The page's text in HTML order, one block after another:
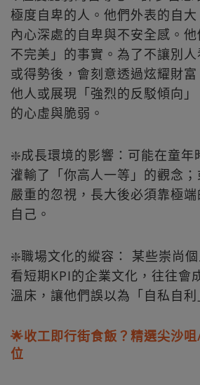
極度自卑的人。他們外表的自
內心深處的自卑與不安全感。
不完美」的事實。為了不讓別
或得勢後，會刻意透過炫耀財
他人或展現「強烈的反駁傾向
的心虛與脆弱。
❇️成長環境的影響：可能在童年
灌輸了「你高人一等」的觀念
嚴重的忽視，長大後必須靠極
自己。
❇️職場文化的縱容： 某些崇尚
看短期KPI的企業文化，往往會
溫床，讓他們誤以為「自私自利
🌟收工即行街食飯？精選尖沙
位